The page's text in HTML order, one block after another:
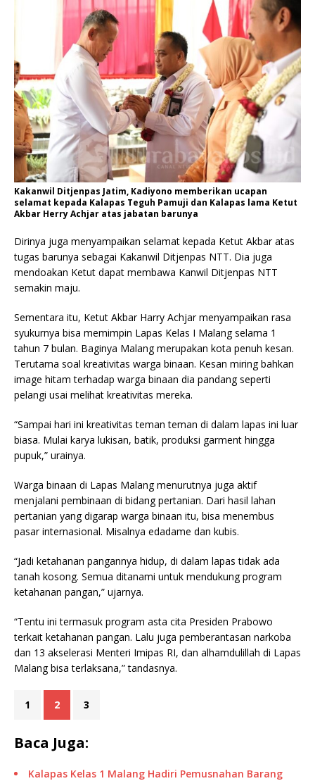
Kakanwil Ditjenpas Jatim, Kadiyono memberikan ucapan
selamat kepada Kalapas Teguh Pamuji dan Kalapas lama Ketut
Akbar Herry Achjar atas jabatan barunya
Dirinya juga menyampaikan selamat kepada Ketut Akbar atas
tugas barunya sebagai Kakanwil Ditjenpas NTT. Dia juga
mendoakan Ketut dapat membawa Kanwil Ditjenpas NTT
semakin maju.
Sementara itu, Ketut Akbar Harry Achjar menyampaikan rasa
syukurnya bisa memimpin Lapas Kelas I Malang selama 1
tahun 7 bulan. Baginya Malang merupakan kota penuh kesan.
Terutama soal kreativitas warga binaan. Kesan miring bahkan
image hitam terhadap warga binaan dia pandang seperti
pelangi usai melihat kreativitas mereka.
“Sampai hari ini kreativitas teman teman di dalam lapas ini luar
biasa. Mulai karya lukisan, batik, produksi garment hingga
pupuk,” urainya.
Warga binaan di Lapas Malang menurutnya juga aktif
menjalani pembinaan di bidang pertanian. Dari hasil lahan
pertanian yang digarap warga binaan itu, bisa menembus
pasar internasional. Misalnya edadame dan kubis.
“Jadi ketahanan pangannya hidup, di dalam lapas tidak ada
tanah kosong. Semua ditanami untuk mendukung program
ketahanan pangan,” ujarnya.
“Tentu ini termasuk program asta cita Presiden Prabowo
terkait ketahanan pangan. Lalu juga pemberantasan narkoba
dan 13 akselerasi Menteri Imipas RI, dan alhamdulillah di Lapas
Malang bisa terlaksana,” tandasnya.
1 2 3
Baca Juga:
Kalapas Kelas 1 Malang Hadiri Pemusnahan Barang